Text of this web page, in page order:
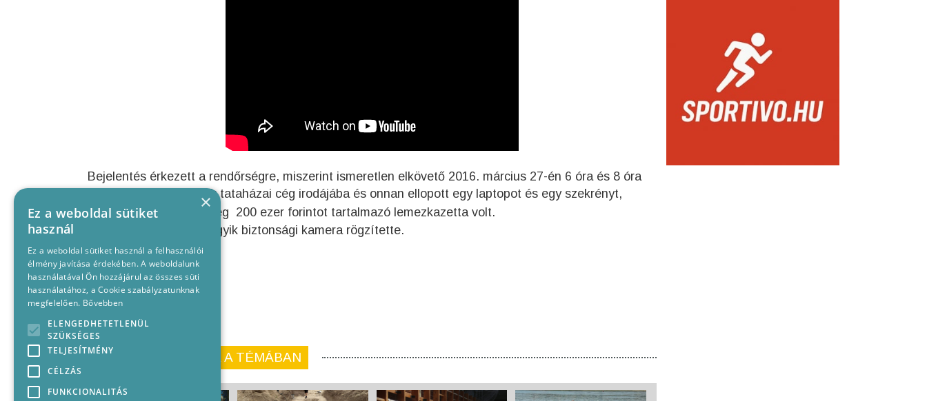
Bejelentés érkezett a rendőrségre, miszerint ismeretlen elkövető 2016. március 27-én 6 óra és 8 óra
között bement az egyik tataházai cég irodájába és onnan ellopott egy laptopot és egy szekrényt,
amibenegyhozzávetőleg 200 ezer forintot tartalmazó lemezkazetta volt.
A bűncselekményt az egyik biztonsági kamera rögzítette.
KORÁBBI CIKKEINK A TÉMÁBAN
×
Ez a weboldal sütiket
használ
Ez a weboldal sütiket használ a felhasználói
élmény javítása érdekében. A weboldalunk
használatával Ön hozzájárul az összes süti
használatához, a Cookie szabályzatunknak
megfelelően. Bővebben
ELENGEDHETETLENÜL
SZÜKSÉGES
TELJESÍTMÉNY
CÉLZÁS
FUNKCIONALITÁS